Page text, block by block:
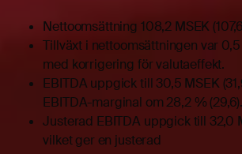
Nettoomsättning 108,2 MSEK
Tillväxt i nettoomsättningen var
med korrigering för valutaeffekt.
EBITDA uppgick till 30,5 MSEK
EBITDA-marginal om 28,2 % (29,6).
Justerad EBITDA uppgick till 32,0
vilket ger en justerad